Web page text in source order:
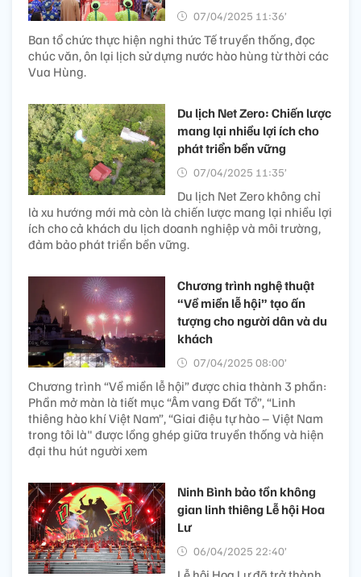
07/04/2025 11:36’
Ban tổ chức thực hiện nghi thức Tế truyền thống, đọc
chúc văn, ôn lại lịch sử dựng nước hào hùng từ thời các
Vua Hùng.
Du lịch Net Zero: Chiến lược
mang lại nhiều lợi ích cho
phát triển bền vững
07/04/2025 11:35’
Du lịch Net Zero không chỉ
là xu hướng mới mà còn là chiến lược mang lại nhiều lợi
ích cho cả khách du lịch doanh nghiệp và môi trường,
đảm bảo phát triển bền vững.
Chương trình nghệ thuật
“Về miền lễ hội” tạo ấn
tượng cho người dân và du
khách
07/04/2025 08:00’
Chương trình “Về miền lễ hội” được chia thành 3 phần:
Phần mở màn là tiết mục “Âm vang Đất Tổ”, “Linh
thiêng hào khí Việt Nam”, “Giai điệu tự hào – Việt Nam
trong tôi là" được lồng ghép giữa truyền thống và hiện
đại thu hút người xem
Ninh Bình bảo tồn không
gian linh thiêng Lễ hội Hoa
Lư
06/04/2025 22:40’